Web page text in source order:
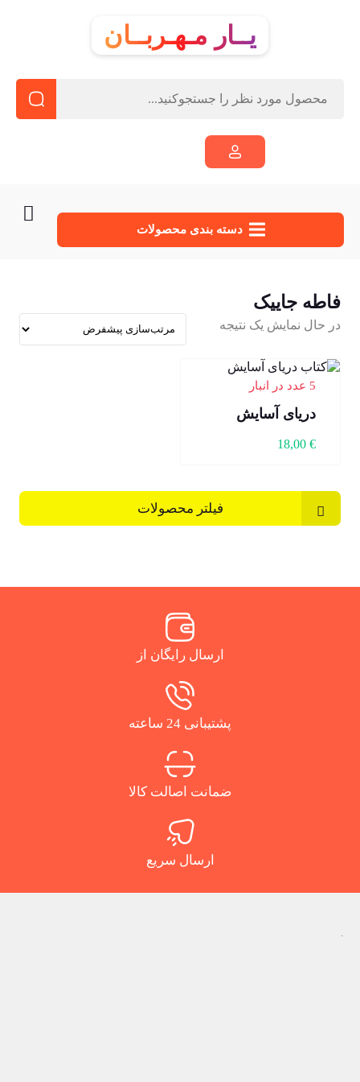
یــار مـهـربــان
دسته‌ بندی محصولات
فاطه جاییک
در حال نمایش یک نتیجه
5 عدد در انبار
دریای آسایش
18,00 €
فیلتر محصولات
ارسال رایگان از
پشتیبانی 24 ساعته
ضمانت اصالت کالا
ارسال سریع
.